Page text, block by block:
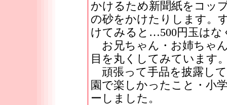
かけるため新聞紙をコッ
の砂をかけたりします。
けてみると…500円玉はな
お兄ちゃん・お姉ちゃ
目を丸くしてみています
頑張って手品を披露し
園で楽しかったこと・小
ーしました。